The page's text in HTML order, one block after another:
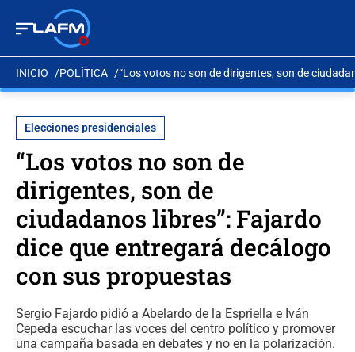
INICIO POLÍTICA “Los votos no son de dirigentes, son de
Elecciones presidenciales
“Los votos no son de
dirigentes, son de
ciudadanos libres”: Fajardo
dice que entregará decálogo
con sus propuestas
Sergio Fajardo pidió a Abelardo de la Espriella e Iván
Cepeda escuchar las voces del centro político y promover
una campaña basada en debates y no en la polarización.